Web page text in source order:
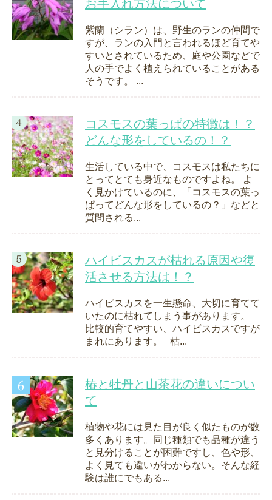
お手入れ方法について
紫蘭（シラン）は、野生のランの仲間で
すが、ランの入門と言われるほど育てや
すいとされているため、庭や公園などで
人の手でよく植えられていることがある
そうです。 ...
コスモスの葉っぱの特徴は！？
どんな形をしているの！？
生活している中で、コスモスは私たちに
とってとても身近なものですよね。 よ
く見かけているのに、「コスモスの葉っ
ぱってどんな形をしているの？」などと
質問される...
ハイビスカスが枯れる原因や復
活させる方法は！？
ハイビスカスを一生懸命、大切に育てて
いたのに枯れてしまう事があります。
比較的育てやすい、ハイビスカスですが
まれにあります。 枯...
椿と牡丹と山茶花の違いについ
て
植物や花には見た目が良く似たものが数
多くあります。同じ種類でも品種が違う
と見分けることが困難ですし、色や形、
よく見ても違いがわからない。そんな経
験は誰にでもある...